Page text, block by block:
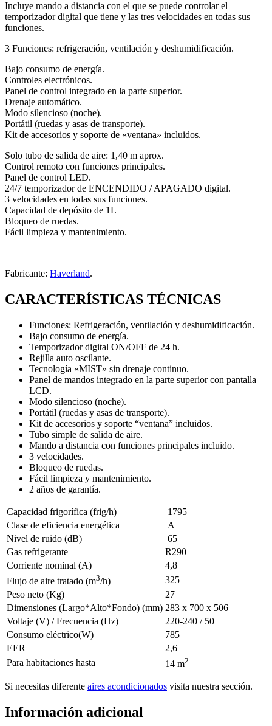
Incluye mando a distancia con el que se puede controlar el
temporizador digital que tiene y las tres velocidades en todas sus
funciones.
3 Funciones: refrigeración, ventilación y deshumidificación.
Bajo consumo de energía.
Controles electrónicos.
Panel de control integrado en la parte superior.
Drenaje automático.
Modo silencioso (noche).
Portátil (ruedas y asas de transporte).
Kit de accesorios y soporte de «ventana» incluidos.
Solo tubo de salida de aire: 1,40 m aprox.
Control remoto con funciones principales.
Panel de control LED.
24/7 temporizador de ENCENDIDO / APAGADO digital.
3 velocidades en todas sus funciones.
Capacidad de depósito de 1L
Bloqueo de ruedas.
Fácil limpieza y mantenimiento.
Fabricante: Haverland.
CARACTERÍSTICAS TÉCNICAS
Funciones: Refrigeración, ventilación y deshumidificación.
Bajo consumo de energía.
Temporizador digital ON/OFF de 24 h.
Rejilla auto oscilante.
Tecnología «MIST» sin drenaje continuo.
Panel de mandos integrado en la parte superior con pantalla
LCD.
Modo silencioso (noche).
Portátil (ruedas y asas de transporte).
Kit de accesorios y soporte “ventana” incluidos.
Tubo simple de salida de aire.
Mando a distancia con funciones principales incluido.
3 velocidades.
Bloqueo de ruedas.
Fácil limpieza y mantenimiento.
2 años de garantía.
Capacidad frigorífica (frig/h)
1795
Clase de eficiencia energética
A
Nivel de ruido (dB)
65
Gas refrigerante
R290
Corriente nominal (A)
4,8
Flujo de aire tratado (m3/h)
325
Peso neto (Kg)
27
Dimensiones (Largo*Alto*Fondo) (mm) 283 x 700 x 506
Voltaje (V) / Frecuencia (Hz)
220-240 / 50
Consumo eléctrico(W)
785
EER
2,6
Para habitaciones hasta
14 m2
Si necesitas diferente aires acondicionados visita nuestra sección.
Información adicional